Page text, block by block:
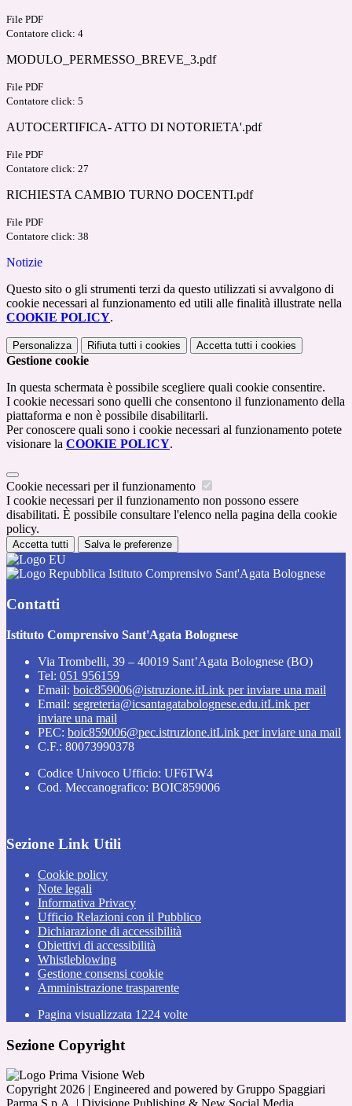
File PDF
Contatore click: 4
MODULO_PERMESSO_BREVE_3.pdf
File PDF
Contatore click: 5
AUTOCERTIFICA- ATTO DI NOTORIETA'.pdf
File PDF
Contatore click: 27
RICHIESTA CAMBIO TURNO DOCENTI.pdf
File PDF
Contatore click: 38
Notizie
Questo sito o gli strumenti terzi da questo utilizzati si avvalgono di
cookie necessari al funzionamento ed utili alle finalità illustrate nella
COOKIE POLICY.
Personalizza Rifiuta tutti i cookies Accetta tutti i cookies
Gestione cookie
In questa schermata è possibile scegliere quali cookie consentire.
I cookie necessari sono quelli che consentono il funzionamento della
piattaforma e non è possibile disabilitarli.
Per conoscere quali sono i cookie necessari al funzionamento potete
visionare la COOKIE POLICY.
Cookie necessari per il funzionamento
I cookie necessari per il funzionamento non possono essere
disabilitati. È possibile consultare l'elenco nella pagina della cookie
policy.
Accetta tutti Salva le preferenze
Istituto Comprensivo Sant'Agata Bolognese
Contatti
Istituto Comprensivo Sant'Agata Bolognese
Via Trombelli, 39 – 40019 Sant’Agata Bolognese (BO)
Tel: 051 956159
Email: boic859006@istruzione.itLink per inviare una mail
Email: segreteria@icsantagatabolognese.edu.itLink per
inviare una mail
PEC: boic859006@pec.istruzione.itLink per inviare una mail
C.F.: 80073990378
Codice Univoco Ufficio: UF6TW4
Cod. Meccanografico: BOIC859006
Sezione Link Utili
Cookie policy
Note legali
Informativa Privacy
Ufficio Relazioni con il Pubblico
Dichiarazione di accessibilità
Obiettivi di accessibilità
Whistleblowing
Gestione consensi cookie
Amministrazione trasparente
Pagina visualizzata 1224 volte
Sezione Copyright
Copyright 2026 | Engineered and powered by Gruppo Spaggiari